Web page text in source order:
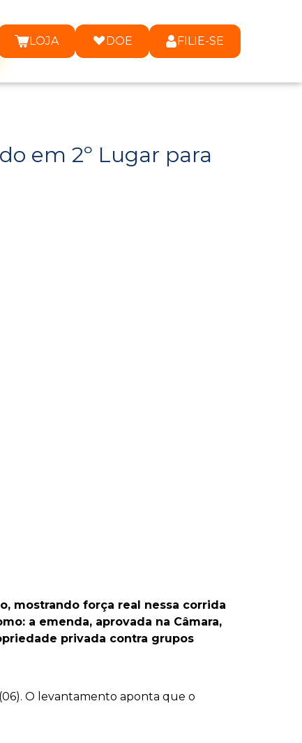
LOJA DOE FILIE-SE
em 2º Lugar para
mostrando força real nessa corrida
a emenda, aprovada na Câmara,
privada contra grupos
O levantamento aponta que o